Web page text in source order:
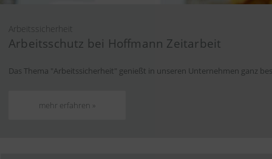
Arbeitssicherheit
Arbeitsschutz bei Hoffmann Zeitarbeit
Das Thema "Arbeitssicherheit" genießt in unseren Unternehmen ganz
mehr erfahren »